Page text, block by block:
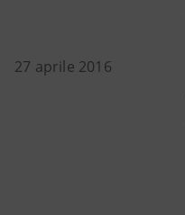
27 aprile 2016